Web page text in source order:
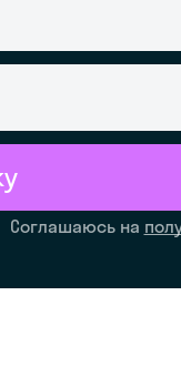
Соглашаюсь на